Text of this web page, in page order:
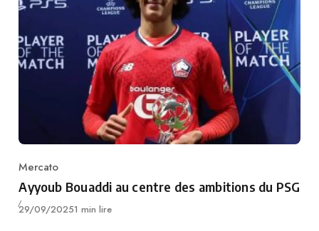
Category
Mercato
Ayyoub Bouaddi au centre des ambitions du PSG
Publié
29/09/20251 min lire